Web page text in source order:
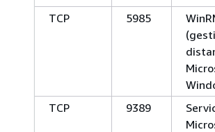
TCP
5985
TCP
9389